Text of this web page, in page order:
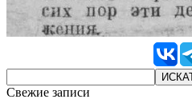
Свежие записи